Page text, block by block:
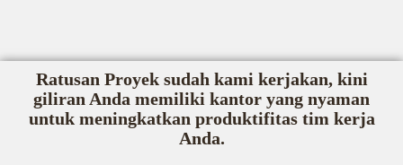
Ratusan Proyek sudah kami kerjakan, kini
giliran Anda memiliki kantor yang nyaman
untuk meningkatkan produktifitas tim kerja
Anda.